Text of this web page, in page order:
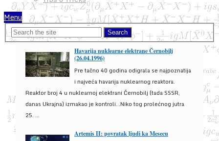
Menu
Havarija nuklearne elektrane Černobilj
(26.04.1996)
Pre tačno 40 godina odigrala se najpoznatija
i najveća havarija nuklearnog reaktora.
Reaktor broj 4 u nuklearnoj elektrani Černobilj (tada SSSR,
danas Ukrajna) izmakao je kontroli...Niko tog prolećnog jutra
25. ...
Artemis II: povratak ljudi ka Mesecu